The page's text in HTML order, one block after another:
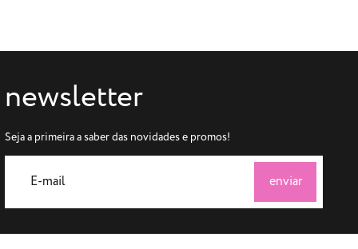
newsletter
Seja a primeira a saber das novidades e promos!